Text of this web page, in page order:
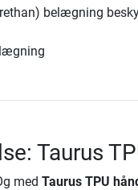
belægning
Taurus
med Taurus TPU